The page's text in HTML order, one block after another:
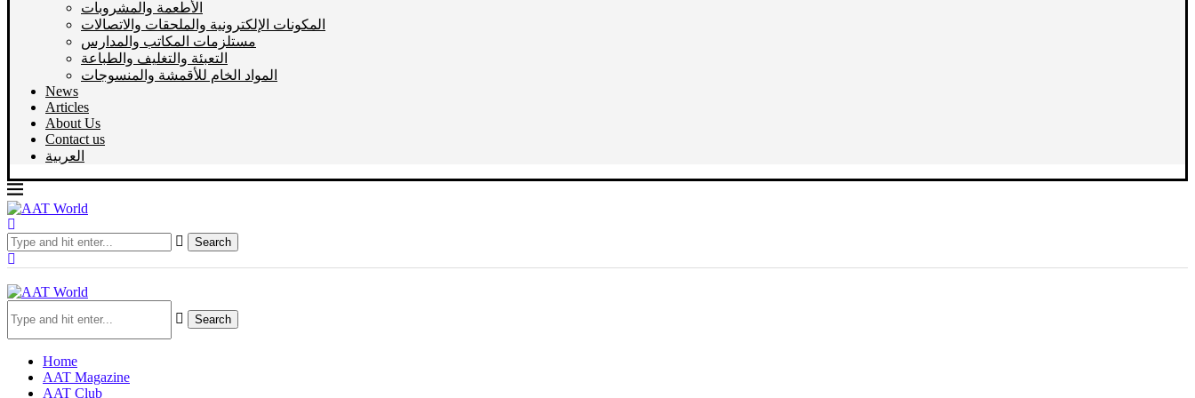
الأطعمة والمشروبات
المكونات الإلكترونية والملحقات والاتصالات
مستلزمات المكاتب والمدارس
التعبئة والتغليف والطباعة
المواد الخام للأقمشة والمنسوجات
News
Articles
About Us
Contact us
العربية
Search
Search
Home
AAT Magazine
AAT Club